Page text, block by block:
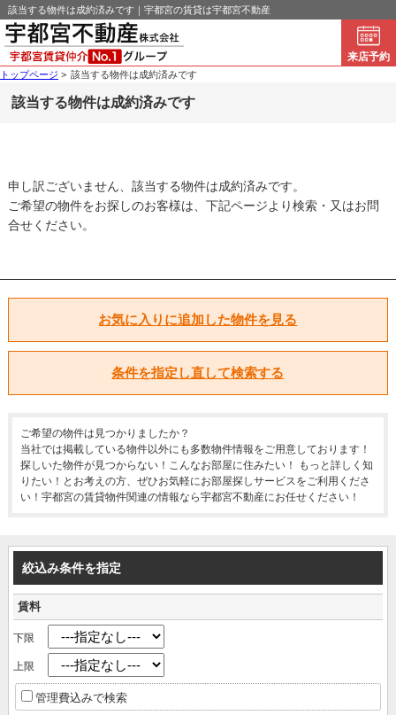
該当する物件は成約済みです｜宇都宮の賃貸は宇都宮不動産
来店予約
トップページ > 該当する物件は成約済みです
該当する物件は成約済みです
申し訳ございません、該当する物件は成約済みです。
ご希望の物件をお探しのお客様は、下記ページより検索・又はお問
合せください。
お気に入りに追加した物件を見る
条件を指定し直して検索する
ご希望の物件は見つかりましたか？
当社では掲載している物件以外にも多数物件情報をご用意しております！
探しいた物件が見つからない！こんなお部屋に住みたい！ もっと詳しく知
りたい！とお考えの方、ぜひお気軽にお部屋探しサービスをご利用くださ
い！宇都宮の賃貸物件関連の情報なら宇都宮不動産にお任せください！
絞込み条件を指定
賃料
下限
上限
管理費込みで検索